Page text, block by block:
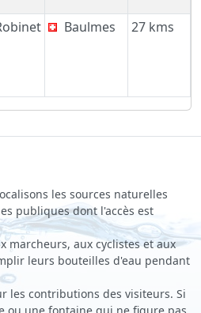
Baulmes 27 kms
les sources naturelles
publiques dont l'accès est
marcheurs, aux cyclistes et aux
leurs bouteilles d'eau pendant
les contributions des visiteurs. Si